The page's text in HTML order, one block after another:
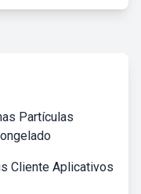
Partículas
Cliente Aplicativos